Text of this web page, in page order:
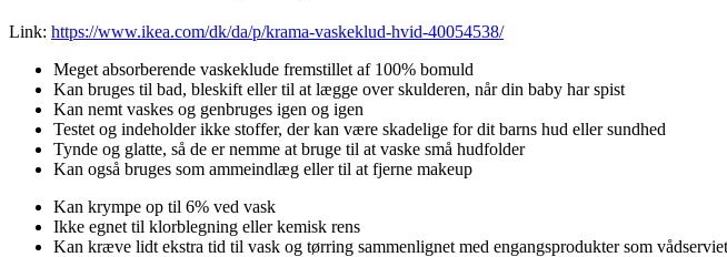
Link: https://www.ikea.com/dk/da/p/krama-vaskeklud-hvid-40054538/
Meget absorberende vaskeklude fremstillet af 100% bomuld
Kan bruges til bad, bleskift eller til at lægge over skulderen, når din baby har spist
Kan nemt vaskes og genbruges igen og igen
Testet og indeholder ikke stoffer, der kan være skadelige for dit barns hud eller sundhed
Tynde og glatte, så de er nemme at bruge til at vaske små hudfolder
Kan også bruges som ammeindlæg eller til at fjerne makeup
Kan krympe op til 6% ved vask
Ikke egnet til klorblegning eller kemisk rens
Kan kræve lidt ekstra tid til vask og tørring sammenlignet med engangsprodukter som